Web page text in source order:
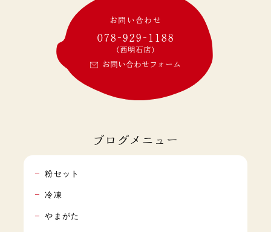
お問い合わせ
078-929-1188
(西明石店)
お問い合わせフォーム
ブログメニュー
粉セット
冷凍
やまがた